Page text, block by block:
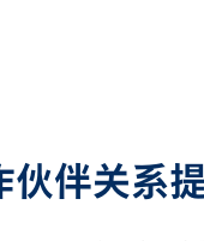
伙伴关系